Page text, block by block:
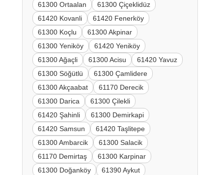
61300 Ortaalan
61300 Çiçeklidüz
61420 Kovanli
61420 Fenerköy
61300 Koçlu
61300 Akpinar
61300 Yeniköy
61420 Yeniköy
61300 Ağaçli
61300 Acisu
61420 Yavuz
61300 Söğütlü
61300 Çamlidere
61300 Akçaabat
61170 Derecik
61300 Darica
61300 Çilekli
61420 Şahinli
61300 Demirkapi
61420 Samsun
61420 Taşlitepe
61300 Ambarcik
61300 Salacik
61170 Demirtaş
61300 Karpinar
61300 Doğanköy
61390 Aykut